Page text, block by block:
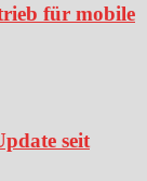
für mobile
seit